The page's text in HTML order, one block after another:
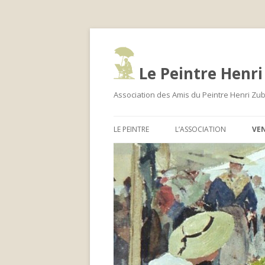
Le Peintre
Association des Amis du Peintre Henri
LE PEINTRE
LA LETTRE
HENRI ZUBER ET SON TEMPS
LA
LA
LA
LA
LA
BIOGRAPHIE
MUSÉES
LIEUX GÉOGRAPHIQUES
D’INSPIRATION
L’ASSOCIATION
EXPERTISE
ACTUALITÉ
ADHÉRER
LA BOUTIQUE